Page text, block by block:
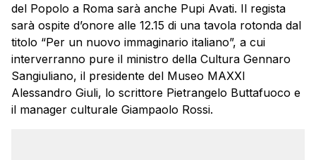
del Popolo a Roma sarà anche Pupi Avati. Il regista
sarà ospite d’onore alle 12.15 di una tavola rotonda dal
titolo “Per un nuovo immaginario italiano”, a cui
interverranno pure il ministro della Cultura Gennaro
Sangiuliano, il presidente del Museo MAXXI
Alessandro Giuli, lo scrittore Pietrangelo Buttafuoco e
il manager culturale Giampaolo Rossi.